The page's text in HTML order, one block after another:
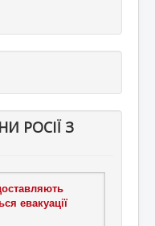
РОСІЇ З
евакуації